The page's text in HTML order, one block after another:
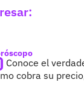
Conoce el
cobra su